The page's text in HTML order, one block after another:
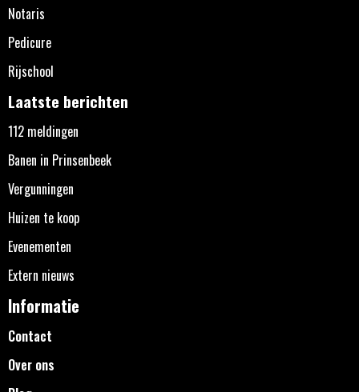
Notaris
Pedicure
Rijschool
Laatste berichten
112 meldingen
Banen in Prinsenbeek
Vergunningen
Huizen te koop
Evenementen
Extern nieuws
Informatie
Contact
Over ons